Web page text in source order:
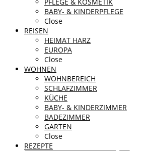
BABY- & KINDERPFLEGE
Close
REISEN
HEIMAT HARZ
EUROPA
Close
WOHNEN
WOHNBEREICH
SCHLAFZIMMER
KÜCHE
BABY- & KINDERZIMMER
BADEZIMMER
GARTEN
Close
REZEPTE